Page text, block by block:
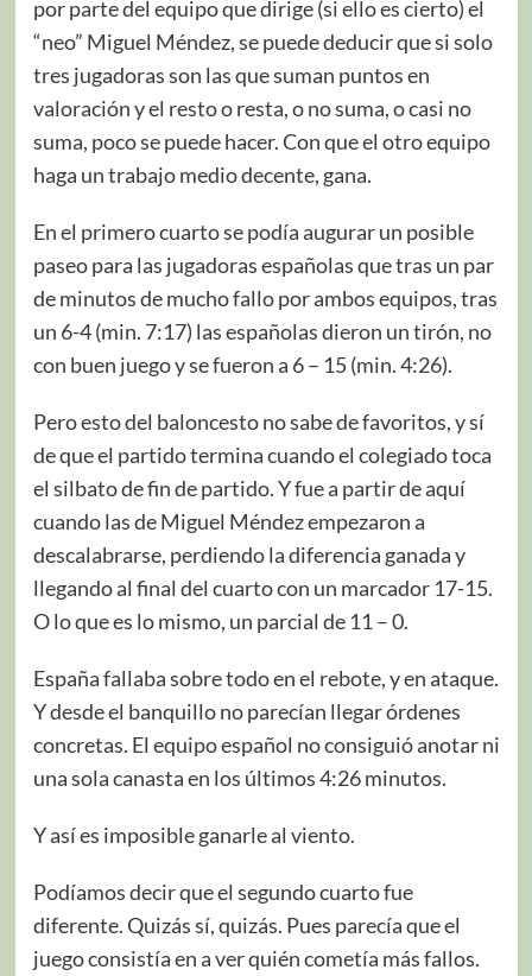
por parte del equipo que dirige (si ello es cierto) el
“neo” Miguel Méndez, se puede deducir que si solo
tres jugadoras son las que suman puntos en
valoración y el resto o resta, o no suma, o casi no
suma, poco se puede hacer. Con que el otro equipo
haga un trabajo medio decente, gana.
En el primero cuarto se podía augurar un posible
paseo para las jugadoras españolas que tras un par
de minutos de mucho fallo por ambos equipos, tras
un 6-4 (min. 7:17) las españolas dieron un tirón, no
con buen juego y se fueron a 6 – 15 (min. 4:26).
Pero esto del baloncesto no sabe de favoritos, y sí
de que el partido termina cuando el colegiado toca
el silbato de fin de partido. Y fue a partir de aquí
cuando las de Miguel Méndez empezaron a
descalabrarse, perdiendo la diferencia ganada y
llegando al final del cuarto con un marcador 17-15.
O lo que es lo mismo, un parcial de 11 – 0.
España fallaba sobre todo en el rebote, y en ataque.
Y desde el banquillo no parecían llegar órdenes
concretas. El equipo español no consiguió anotar ni
una sola canasta en los últimos 4:26 minutos.
Y así es imposible ganarle al viento.
Podíamos decir que el segundo cuarto fue
diferente. Quizás sí, quizás. Pues parecía que el
juego consistía en a ver quién cometía más fallos.